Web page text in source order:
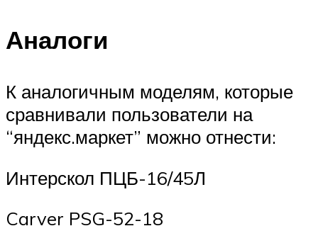
Аналоги
К аналогичным моделям, которые
сравнивали пользователи на
“яндекс.маркет” можно отнести:
Интерскол ПЦБ-16/45Л
Carver PSG-52-18